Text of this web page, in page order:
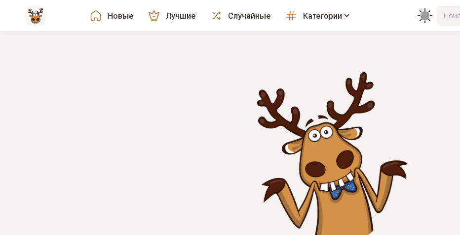
Новые Лучшие Случайные Категории